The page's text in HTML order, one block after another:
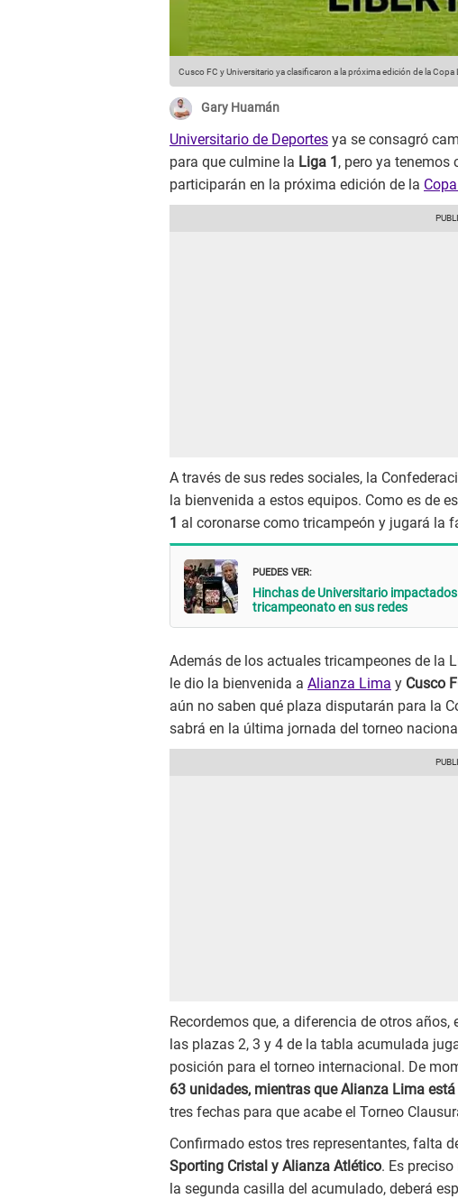
Cusco FC y Universitario ya clasificaron a la próxima edición de la
Gary Huamán
Universitario de Deportes ya se consagró
para que culmine la Liga 1 , pero ya tenemos
participarán en la próxima edición de la
A través de sus redes sociales, la
la bienvenida a estos equipos. Como es de
1 al coronarse como tricampeón y jugará la
PUEDES VER:
Hinchas de Universitario
tricampeonato en sus redes
Además de los actuales tricampeones de la
le dio la bienvenida a Alianza Lima y Cusco
aún no saben qué plaza disputarán para la
sabrá en la última jornada del torneo
Recordemos que, a diferencia de otros
las plazas 2, 3 y 4 de la tabla acumulada
posición para el torneo internacional. De
63 unidades, mientras que Alianza Lima
tres fechas para que acabe el Torneo
Confirmado estos tres representantes, falta
Sporting Cristal y Alianza Atlético. Es
la segunda casilla del acumulado, deberá